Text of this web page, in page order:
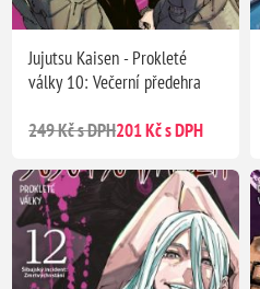
Jujutsu Kaisen - Prokleté
války 10: Večerní předehra
249 Kč s DPH201 Kč s DPH